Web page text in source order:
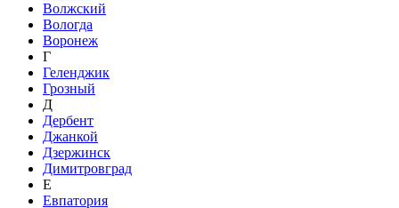
Волжский
Вологда
Воронеж
Г
Геленджик
Грозный
Д
Дербент
Джанкой
Дзержинск
Димитровград
Е
Евпатория